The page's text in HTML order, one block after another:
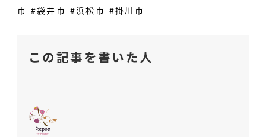
市 #袋井市 #浜松市 #掛川市
この記事を書いた人